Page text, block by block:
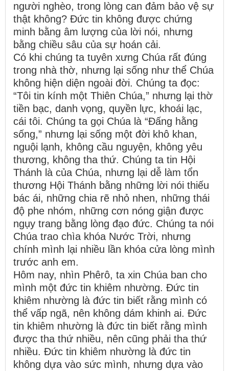
người nghèo, trong lòng can đảm bảo vệ sự
thật không? Đức tin không được chứng
minh bằng âm lượng của lời nói, nhưng
bằng chiều sâu của sự hoán cải.
Có khi chúng ta tuyên xưng Chúa rất đúng
trong nhà thờ, nhưng lại sống như thể Chúa
không hiện diện ngoài đời. Chúng ta đọc:
“Tôi tin kính một Thiên Chúa,” nhưng lại thờ
tiền bạc, danh vọng, quyền lực, khoái lạc,
cái tôi. Chúng ta gọi Chúa là “Đấng hằng
sống,” nhưng lại sống một đời khô khan,
nguội lạnh, không cầu nguyện, không yêu
thương, không tha thứ. Chúng ta tin Hội
Thánh là của Chúa, nhưng lại dễ làm tổn
thương Hội Thánh bằng những lời nói thiếu
bác ái, những chia rẽ nhỏ nhen, những thái
độ phe nhóm, những cơn nóng giận được
ngụy trang bằng lòng đạo đức. Chúng ta nói
Chúa trao chìa khóa Nước Trời, nhưng
chính mình lại nhiều lần khóa cửa lòng mình
trước anh em.
Hôm nay, nhìn Phêrô, ta xin Chúa ban cho
mình một đức tin khiêm nhường. Đức tin
khiêm nhường là đức tin biết rằng mình có
thể vấp ngã, nên không dám khinh ai. Đức
tin khiêm nhường là đức tin biết rằng mình
được tha thứ nhiều, nên cũng phải tha thứ
nhiều. Đức tin khiêm nhường là đức tin
không dựa vào sức mình, nhưng dựa vào